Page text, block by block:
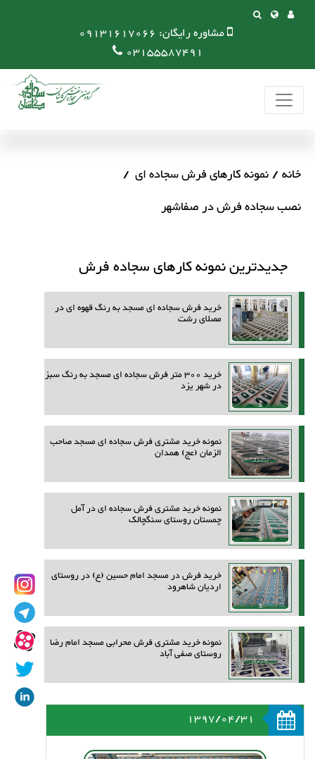
مشاوره رایگان: 09131617066
03155587491
خانه نمونه کارهای فرش سجاده ای
نصب سجاده فرش در صفاشهر
جدیدترین نمونه کارهای سجاده فرش
خرید فرش سجاده ای مسجد به رنگ قهوه ای در
مصلای رشت
خرید 300 متر فرش سجاده ای مسجد به رنگ سبز
در شهر یزد
نمونه خرید مشتری فرش سجاده ای مسجد صاحب
الزمان (عج) همدان
نمونه خرید مشتری فرش سجاده ای در آمل
چمستان روستای سنگچالک
خرید فرش در مسجد امام حسین (ع) در روستای
اردیان شاهرود
نمونه خرید مشتری فرش محرابی مسجد امام رضا
روستای صفی آباد
1397/04/31